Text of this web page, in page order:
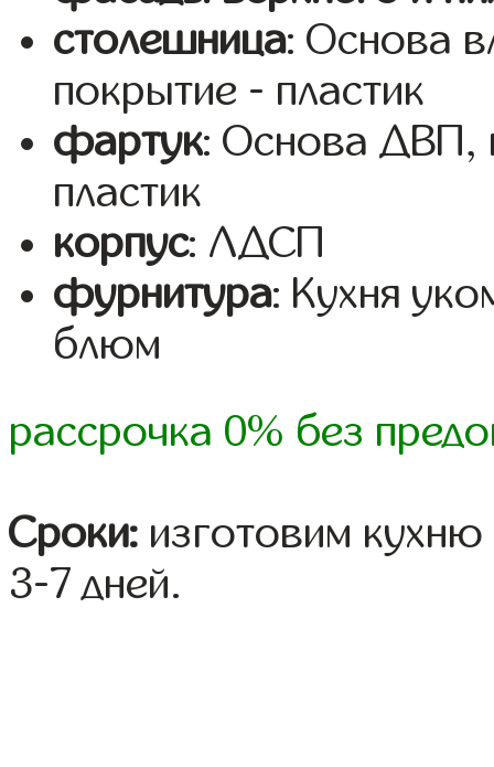
столешница: Основа
покрытие - пластик
фартук: Основа ДВП,
пластик
корпус: ЛДСП
фурнитура: Кухня
блюм
рассрочка 0% без
Сроки: изготовим
3-7 дней.